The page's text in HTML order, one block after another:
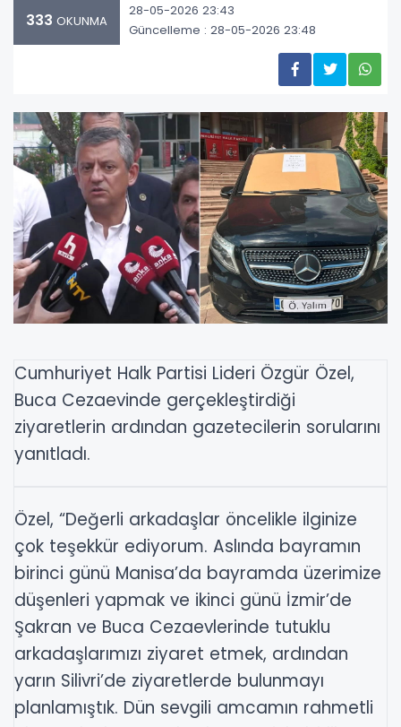
333 OKUNMA
28-05-2026 23:43
Güncelleme : 28-05-2026 23:48
Cumhuriyet Halk Partisi Lideri Özgür Özel,
Buca Cezaevinde gerçekleştirdiği
ziyaretlerin ardından gazetecilerin sorularını
yanıtladı.
Özel, “Değerli arkadaşlar öncelikle ilginize
çok teşekkür ediyorum. Aslında bayramın
birinci günü Manisa’da bayramda üzerimize
düşenleri yapmak ve ikinci günü İzmir’de
Şakran ve Buca Cezaevlerinde tutuklu
arkadaşlarımızı ziyaret etmek, ardından
yarın Silivri’de ziyaretlerde bulunmayı
planlamıştık. Dün sevgili amcamın rahmetli